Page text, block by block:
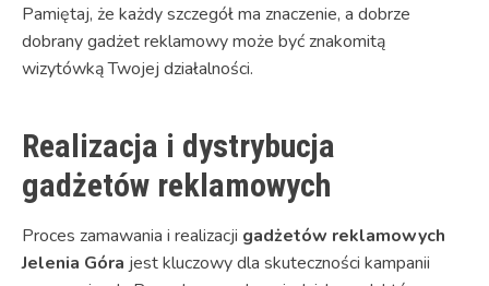
Pamiętaj, że każdy szczegół ma znaczenie, a dobrze
dobrany gadżet reklamowy może być znakomitą
wizytówką Twojej działalności.
Realizacja i dystrybucja
gadżetów reklamowych
Proces zamawania i realizacji gadżetów reklamowych
Jelenia Góra jest kluczowy dla skuteczności kampanii